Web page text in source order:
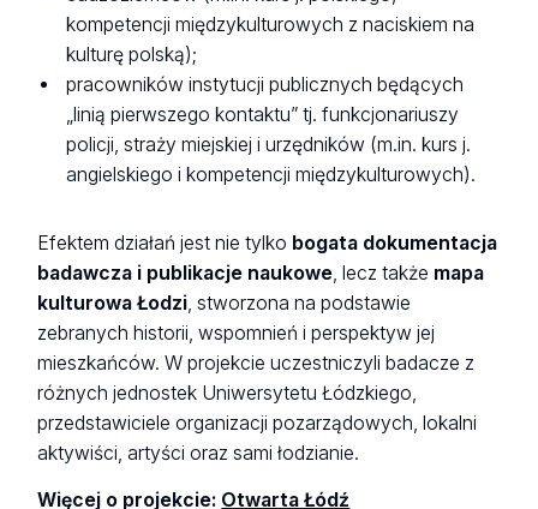
kompetencji międzykulturowych z naciskiem na
kulturę polską);
pracowników instytucji publicznych będących
„linią pierwszego kontaktu” tj. funkcjonariuszy
policji, straży miejskiej i urzędników (m.in. kurs j.
angielskiego i kompetencji międzykulturowych).
Efektem działań jest nie tylko bogata dokumentacja
badawcza i publikacje naukowe , lecz także mapa
kulturowa Łodzi , stworzona na podstawie
zebranych historii, wspomnień i perspektyw jej
mieszkańców. W projekcie uczestniczyli badacze z
różnych jednostek Uniwersytetu Łódzkiego,
przedstawiciele organizacji pozarządowych, lokalni
aktywiści, artyści oraz sami łodzianie.
Więcej o projekcie: Otwarta Łódź